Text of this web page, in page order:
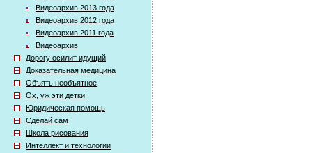
Видеоархив 2013 года
Видеоархив 2012 года
Видеоархив 2011 года
Видеоархив
Дорогу осилит идущий
Доказательная медицина
Объять необъятное
Ох, уж эти детки!
Юридическая помощь
Сделай сам
Школа рисования
Интеллект и технологии